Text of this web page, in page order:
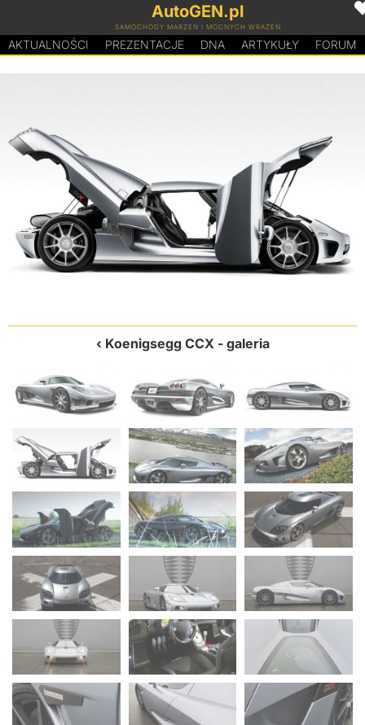
AutoGEN.pl
SAMOCHODY MARZEŃ I MOCNYCH WRAŻEŃ
AKTUALNOŚCI PREZENTACJE DNA ARTYKUŁY FORUM
Koenigsegg CCX - galeria